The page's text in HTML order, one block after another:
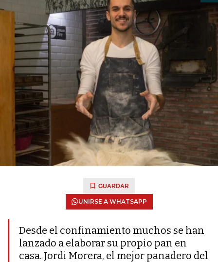
GUARDAR
UNIRSE A WHATSAPP
Desde el confinamiento muchos se han
lanzado a elaborar su propio pan en
casa. Jordi Morera, el mejor panadero del